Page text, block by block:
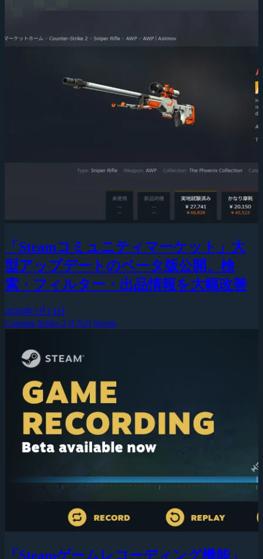
「Steamコミュニティマーケット」大
型アップデートのベータ版公開、検
索・フィルター・出品情報を大幅改善
2026年5月13日
Counter-Strike 2 (CS2) Steam
「Steamゲームレコーディング機能」